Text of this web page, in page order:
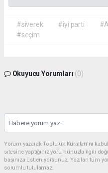
#siverek #iyi parti
#seçim
Okuyucu Yorumları (0)
Yorum yazarak Topluluk Kuralları’nı
sitesine yaptığınız yorumunuzla ilgili
başınıza üstleniyorsunuz. Yazılan tüm
sorumlu tutulamaz.